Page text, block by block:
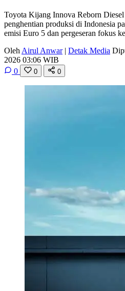
Toyota Kijang Innova Reborn Diesel
penghentian produksi di Indonesia
emisi Euro 5 dan pergeseran fokus
Oleh Airul Anwar | Detak Media
2026 03:06 WIB
0
0 0